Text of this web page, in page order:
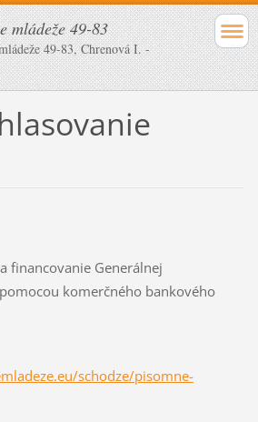
mládeže 49-83
49-83, Chrenová I. -
financovanie Generálnej
komerčného bankového
schodze/pisomne-